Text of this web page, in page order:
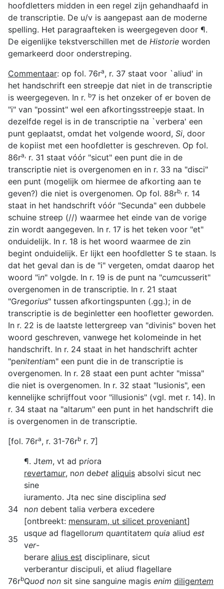
hoofdletters midden in een regel zijn gehandhaafd in
de transcriptie. De u/v is aangepast aan de moderne
spelling. Het paragraafteken is weergegeven door ¶.
De eigenlijke tekstverschillen met de Historie worden
gemarkeerd door onderstreping.
Commentaar: op fol. 76ra, r. 37 staat voor `aliud' in
het handschrift een streepje dat niet in de transcriptie
is weergegeven. In r. b7 is het onzeker of er boven de
"i" van "possint" wel een afkortingsstreepje staat. In
dezelfde regel is in de transcriptie na `verbera' een
punt geplaatst, omdat het volgende woord, Si, door
de kopiist met een hoofdletter is geschreven. Op fol.
86ra, r. 31 staat vóór "sicut" een punt die in de
transcriptie niet is overgenomen en in r. 33 na "disci"
een punt (mogelijk om hiermee de afkorting aan te
geven?) die niet is overgenomen. Op fol. 88rb, r. 14
staat in het handschrift vóór "Secunda" een dubbele
schuine streep (//) waarmee het einde van de vorige
zin wordt aangegeven. In r. 17 is het teken voor "et"
onduidelijk. In r. 18 is het woord waarmee de zin
begint onduidelijk. Er lijkt een hoofdletter S te staan. Is
dat het geval dan is de "i" vergeten, omdat daarop het
woord "in" volgde. In r. 19 is de punt na "cumcusserit"
overgenomen in de transcriptie. In r. 21 staat
"Gregorius" tussen afkortingspunten (.gg.); in de
transcriptie is de beginletter een hoofletter geworden.
In r. 22 is de laatste lettergreep van "divinis" boven het
woord geschreven, vanwege het kolomeinde in het
handschrift. In r. 24 staat in het handschrift achter
"penitentiam" een punt die in de transcriptie is
overgenomen. In r. 28 staat een punt achter "missa"
die niet is overgenomen. In r. 32 staat "lusionis", een
kennelijke schrijffout voor "illusionis" (vgl. met r. 14). In
r. 34 staat na "altarum" een punt in het handschrift die
is overgenomen in de transcriptie.
[fol. 76ra, r. 31-76rb r. 7]
¶. Jtem, vt ad priora
revertamur, non debet aliquis absolvi sicut nec
sine
iuramento. Jta nec sine disciplina sed
34
non debent talia verbera excedere
[ontbreekt: mensuram, ut silicet proveniant]
35
usque ad flagellorum quantitatem quia aliud est
ver-
berare alius est disciplinare, sicut
verberantur discipuli, et aliud flagellare
76rbQuod non sit sine sanguine magis enim diligentem